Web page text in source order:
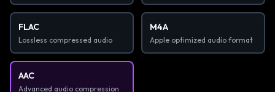
FLAC
Lossless compressed audio
M4A
Apple optimized audio format
AAC
Advanced audio compression